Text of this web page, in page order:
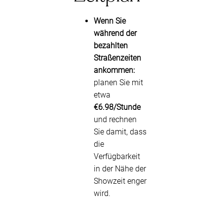
Wenn Sie
während der
bezahlten
Straßenzeiten
ankommen:
planen Sie mit
etwa
€6.98/Stunde
und rechnen
Sie damit, dass
die
Verfügbarkeit
in der Nähe der
Showzeit enger
wird.